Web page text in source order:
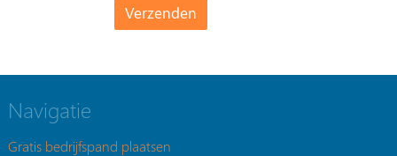
Navigatie
Gratis bedrijfspand plaatsen